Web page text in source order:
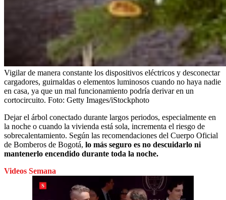
Vigilar de manera constante los dispositivos eléctricos y desconectar
cargadores, guirnaldas o elementos luminosos cuando no haya nadie
en casa, ya que un mal funcionamiento podría derivar en un
cortocircuito. Foto: Getty Images/iStockphoto
Dejar el árbol conectado durante largos periodos, especialmente en
la noche o cuando la vivienda está sola, incrementa el riesgo de
sobrecalentamiento. Según las recomendaciones del Cuerpo Oficial
de Bomberos de Bogotá, lo más seguro es no descuidarlo ni
mantenerlo encendido durante toda la noche.
Videos Semana